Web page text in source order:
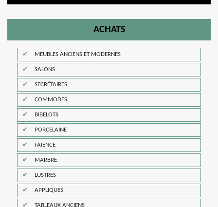
ACHATS
MEUBLES ANCIENS ET MODERNES
SALONS
SECRÉTAIRES
COMMODES
BIBELOTS
PORCELAINE
FAÏENCE
MARBRE
LUSTRES
APPLIQUES
TABLEAUX ANCIENS